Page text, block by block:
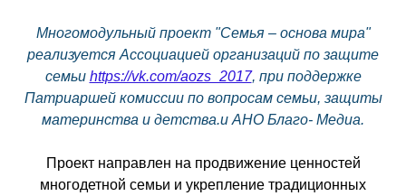
Многомодульный проект "Семья – основа мира"
реализуется Ассоциацией организаций по защите
семьи https://vk.com/aozs_2017, при поддержке
Патриаршей комиссии по вопросам семьи, защиты
материнства и детства.и АНО Благо- Медиа.
Проект направлен на продвижение ценностей
многодетной семьи и укрепление традиционных